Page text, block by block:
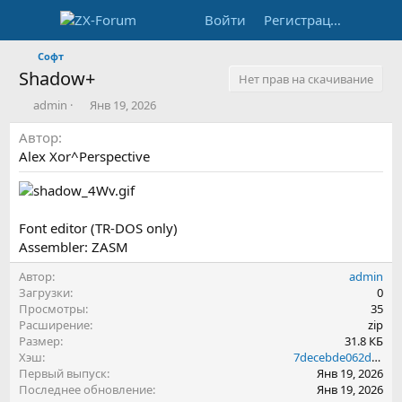
Войти Регистрация
Софт
Shadow+
Нет прав на скачивание
А
в
т
о
р
admin
Д
а
а
с
о
а
н
и
Янв 19, 2026
Автор
Alex Xor^Perspective
Font editor (TR-DOS only)
Assembler: ZASM
Автор
admin
Загрузки
0
Просмотры
35
Расширение
zip
Размер
31.8 КБ
Хэш
7decebde062d2710196717e8e39bce62
Первый выпуск
Янв 19, 2026
Последнее обновление
Янв 19, 2026